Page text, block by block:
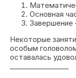
Основная
Завершение
Некоторые
особым
оставалась